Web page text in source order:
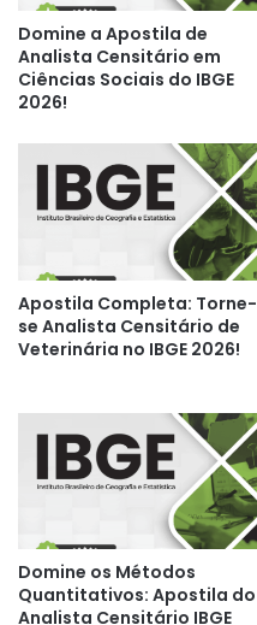
Domine a Apostila de
Analista Censitário em
Ciências Sociais do IBGE
2026!
Apostila Completa: Torne-
se Analista Censitário de
Veterinária no IBGE 2026!
Domine os Métodos
Quantitativos: Apostila do
Analista Censitário IBGE